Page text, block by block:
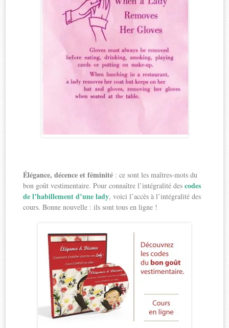
Élégance, décence et féminité : ce sont les maîtres-mots du
bon goût vestimentaire. Pour connaître l’intégralité descodes
de l’habillement d’une lady, voici l’accès à l’intégralité des
cours. Bonne nouvelle : ils sont tous en ligne !